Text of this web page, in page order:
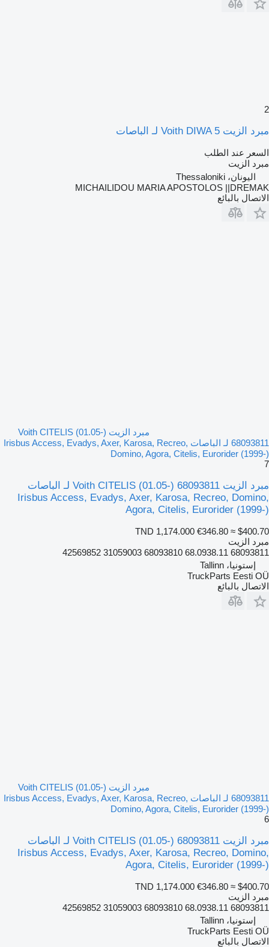
2
مبرد الزيت Voith DIWA 5 لـ الباصات
السعر عند الطلب
مبرد الزيت
اليونان، Thessaloniki
MICHAILIDOU MARIA APOSTOLOS ||DREMAK
الاتصال بالبائع
مبرد الزيت Voith CITELIS (01.05-)
68093811 لـ الباصات Irisbus Access, Evadys, Axer, Karosa, Recreo,
Domino, Agora, Citelis, Eurorider (1999-)
7
مبرد الزيت Voith CITELIS (01.05-) 68093811 لـ الباصات
Irisbus Access, Evadys, Axer, Karosa, Recreo, Domino,
Agora, Citelis, Eurorider (1999-)
TND 1,174.000 €346.80 ≈ $400.70
مبرد الزيت
68093811 68.0938.11 68093810 31059003 42569852
إستونيا، Tallinn
TruckParts Eesti OÜ
الاتصال بالبائع
مبرد الزيت Voith CITELIS (01.05-)
68093811 لـ الباصات Irisbus Access, Evadys, Axer, Karosa, Recreo,
Domino, Agora, Citelis, Eurorider (1999-)
6
مبرد الزيت Voith CITELIS (01.05-) 68093811 لـ الباصات
Irisbus Access, Evadys, Axer, Karosa, Recreo, Domino,
Agora, Citelis, Eurorider (1999-)
TND 1,174.000 €346.80 ≈ $400.70
مبرد الزيت
68093811 68.0938.11 68093810 31059003 42569852
إستونيا، Tallinn
TruckParts Eesti OÜ
الاتصال بالبائع